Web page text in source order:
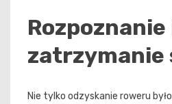
Rozpoznanie
zatrzymanie
Nie tylko odzyskanie roweru